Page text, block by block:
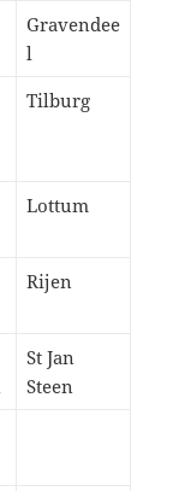
Gravendee
l
Tilburg
Lottum
Rijen
St Jan
Steen